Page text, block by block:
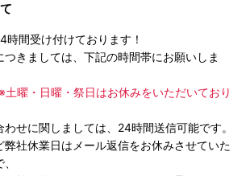
時間受け付けております！
つきましては、下記の時間帯にお願いしま
曜・日曜・祭日はお休みをいただいており
わせに関しましては、24時間送信可能です。
弊社休業日はメール返信をお休みさせていた